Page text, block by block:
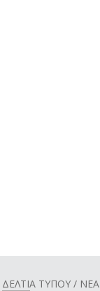
ΔΕΛΤΙΑ ΤΥΠΟΥ / ΝΕΑ